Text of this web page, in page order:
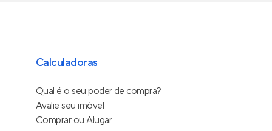
Calculadoras
Qual é o seu poder de compra?
Avalie seu imóvel
Comprar ou Alugar